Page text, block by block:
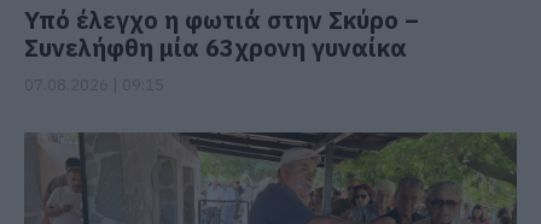
Υπό έλεγχο η φωτιά στην Σκύρο –
Συνελήφθη μία 63χρονη γυναίκα